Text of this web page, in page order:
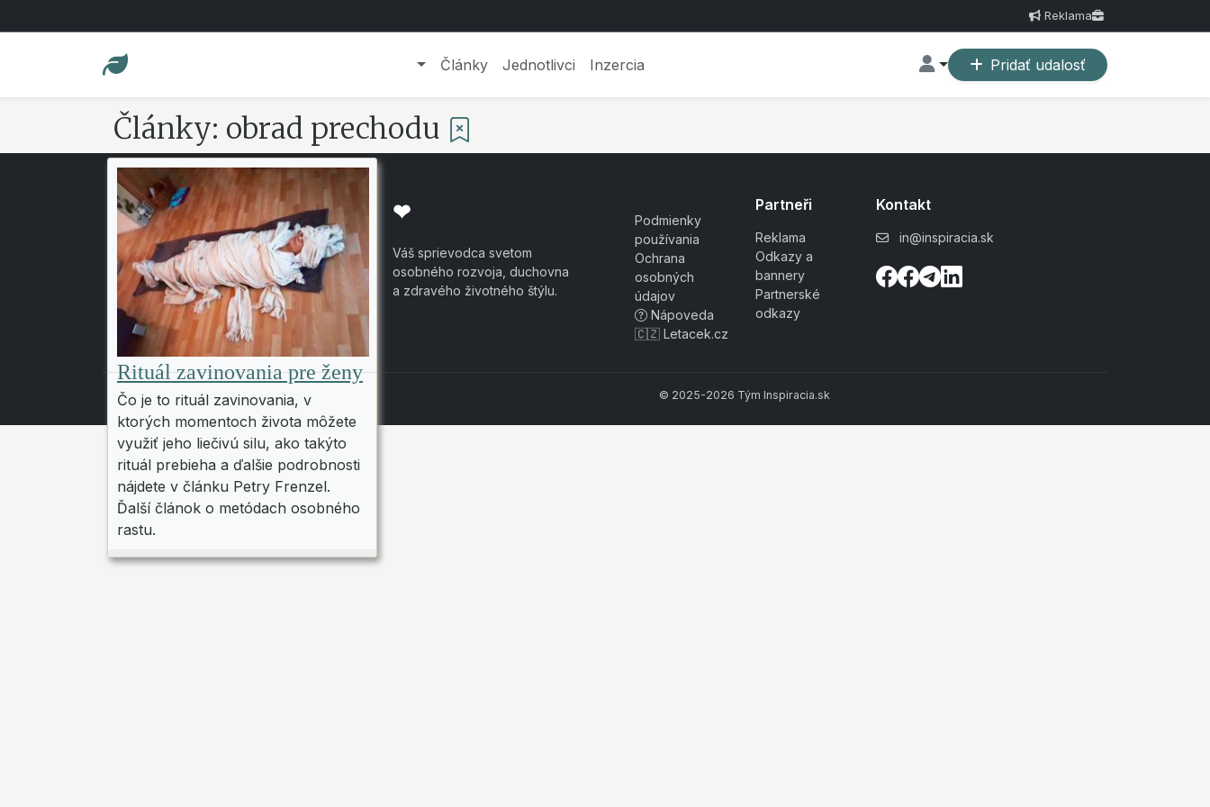
Reklama
Články Jednotlivci Inzercia Pridať udalosť
Články: obrad prechodu
Rituál zavinovania pre ženy
Čo je to rituál zavinovania, v
ktorých momentoch života môžete
využiť jeho liečivú silu, ako takýto
rituál prebieha a ďalšie podrobnosti
nájdete v článku Petry Frenzel.
Ďalší článok o metódach osobného
rastu.
❤
Váš sprievodca svetom
osobného rozvoja, duchovna
a zdravého životného štýlu.
Podmienky
používania
Ochrana
osobných
údajov
Nápoveda
🇨🇿 Letacek.cz
Partneři
Reklama
Odkazy a
bannery
Partnerské
odkazy
Kontakt
in@inspiracia.sk
© 2025-2026 Tým Inspiracia.sk